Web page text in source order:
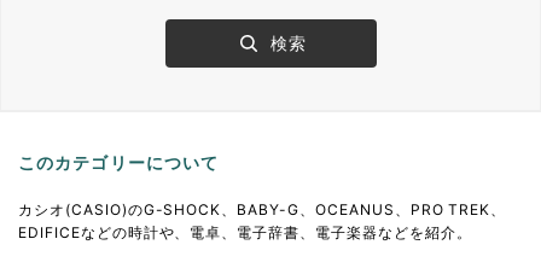
このカテゴリーについて
カシオ(CASIO)のG-SHOCK、BABY-G、OCEANUS、PRO TREK、
EDIFICEなどの時計や、電卓、電子辞書、電子楽器などを紹介。